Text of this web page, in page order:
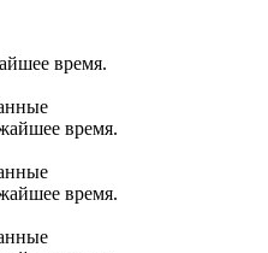
время.
время.
время.